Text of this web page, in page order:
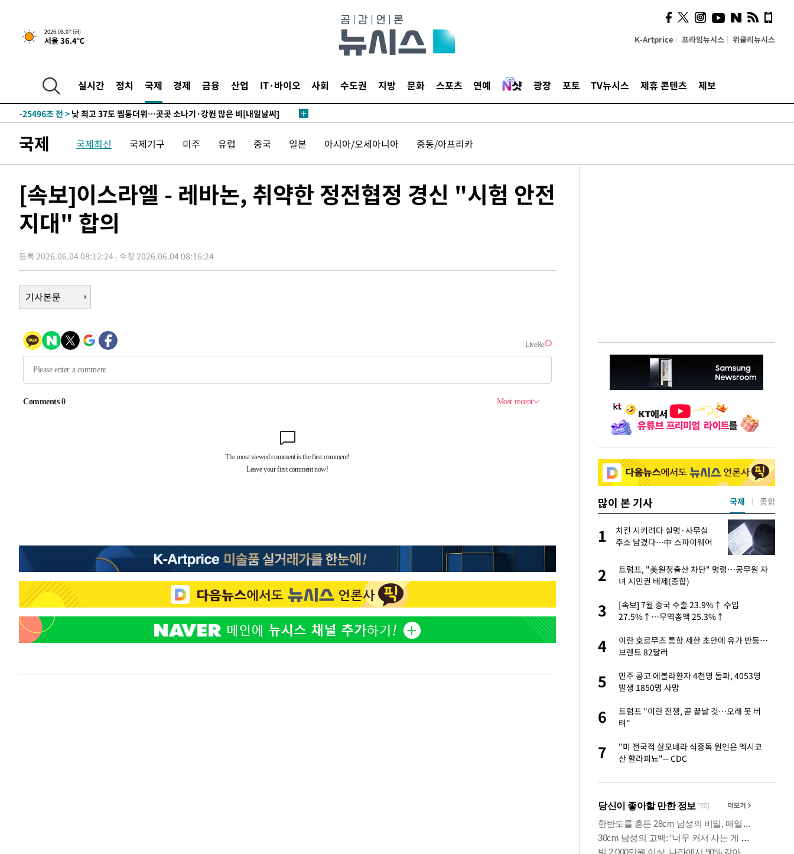
2026.08.07 (금)
서울 36.4℃ K-Artprice 프라임뉴시스 위클리뉴시스
실시간 정치 국제 경제 금융 산업 IT·바이오 사회 수도권 지방 문화 스포츠 연예 광장 포토 TV뉴시스 제휴 콘텐츠 제보
4분 전 >민주 콩고 에볼라환자 4천명 돌파, 4053명 발생 1850명 사망
-27525초 전 >
[단독]중수청 지원 검사들, 정원 초과 시 낮은 계급 임용…희망지 못
갈 수도
-25496초 전 >낮 최고 37도 찜통더위…곳곳 소나기·강원 많은 비[내일날씨]
-23802초 전 >SK하이닉스, 용인·청주 팹에 54조 투자…"AI 메모리 수요 선제 대
응"
-20658초 전 >
여자배구 이재영·이다영 자매, 아제르바이잔 투란VC 입단
-19598초 전 >[속보]코스피, 6200선 약보합…0.60% 내린 6258.77에 마쳐
-19578초 전 >[속보]원·달러 환율, 7.7원 내린 1416.1원 마감
-19467초 전 >[속보] 노원서 40.1도 관측…서울, 2018년 이후 첫 40도
-15430초 전 >외신들도 주목한 韓축구 파문…"국민적 공분에 수사 재개"
-15401초 전 >11시간 압수수색에 성접대 파문까지…'쑥대밭' 된 축구협회
-14423초 전 >[속보]규제합리화위원회 부위원장에 김태유 서울대 공대 교수…이
병태 후임
-10781초 전 >[속보]국힘 윤리위, '돌려차기 발언' 진종오·서범수 징계 절차 개시
-3266초 전 > [속보]'채상병 순직 책임' 임성근, 항소심도 징역 3년
-3132초 전 >[속보]종합특검, '관저이전 봐주기 감사' 유병호 구속기소
4분 전 >민주 콩고 에볼라환자 4천명 돌파, 4053명 발생 1850명 사망
-27562초 전 >
SK하이닉스, 용인·청주 팹에 54조 투자…"AI 메모리 수요 선제 대
여자배구 이재영·이다영 자매, 아제르바이잔 투란VC 입단
-19467초 전 >
[속보] 노원서 40.1도 관측…서울, 2018년 이후 첫 40도
-16557초 전 >[속보]종합특검, '계엄 수용공간 확보' 신용해 前교정본부장 기소
-15430초 전 >
외신들도 주목한 韓축구 파문…"국민적 공분에 수사 재개"
-15401초 전 > 11시간 압수수색에 성접대 파문까지…'쑥대밭' 된 축구협회
-14423초 전 >[속보]규제합리화위원회 부위원장에 김태유 서울대 공대 교수…이
병태 후임
-10781초 전 >
[속보]국힘 윤리위, '돌려차기 발언' 진종오·서범수 징계 절차 개시
국제 국제최신 국제기구 미주 유럽 중국 일본 아시아/오세아니아 중동/아프리카
[속보]이스라엘 - 레바논, 취약한 정전협정 경신 "시험 안전
지대" 합의
등록 2026.06.04 08:12:24 수정 2026.06.04 08:16:24
기사본문
많이 본 기사
2
"여군 지원 막힌 UDT 훈련 직접 해봤습니
다"…707 출신 女유튜버 '완벽 소화'
3 전현무 "전 연인 집착에 친구들과 연락 끊어"
4
박찬민 딸 박민하, 배우·국가대표 병행하더
5
SK하이닉스, 주당 375원 분기배당 결정…3
1
치킨 시키려다 실명·사무실
주소 남겼다…中 스파이웨어
2
트럼프, "美원정출산 차단" 명령…공무원 자
녀 시민권 배제(종합)
3
[속보] 7월 중국 수출 23.9%↑ 수입
27.5%↑…무역총액 25.3%↑
4
이란 호르무즈 통항 제한 초안에 유가 반등…
브렌트 82달러
5
민주 콩고 에볼라환자 4천명 돌파, 4053명
발생 1850명 사망
6
트럼프 "이란 전쟁, 곧 끝날 것…오래 못 버
텨"
7
"미 전국적 살모네라 식중독 원인은 멕시코
산 할라피뇨"-- CDC
국제 종합